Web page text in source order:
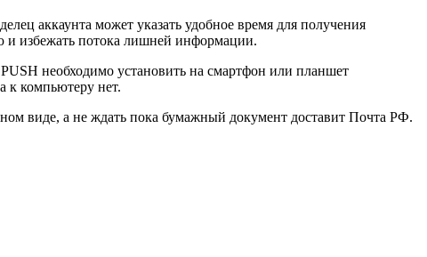
аккаунта может указать удобное время для получения
и избежать потока лишней информации.
PUSH необходимо установить на смартфон или планшет
к компьютеру нет.
виде, а не ждать пока бумажный документ доставит Почта РФ.